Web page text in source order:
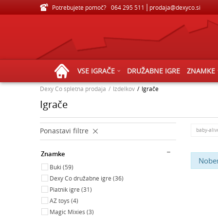
Potrebujete pomoč? 064 295 511 prodaja@dexyco.si
VELIKA IZBIRA IGRAČ ZA VSE STAROSTI
VSE IGRAČE DRUŽABNE IGRE ZNAMKE
Dexy Co spletna prodaja Izdelkov Igrače
Igrače
Ponastavi filtre
Znamke
Buki (59)
Dexy Co družabne igre (36)
Piatnik igre (31)
AZ toys (4)
Magic Mixies (3)
baby-